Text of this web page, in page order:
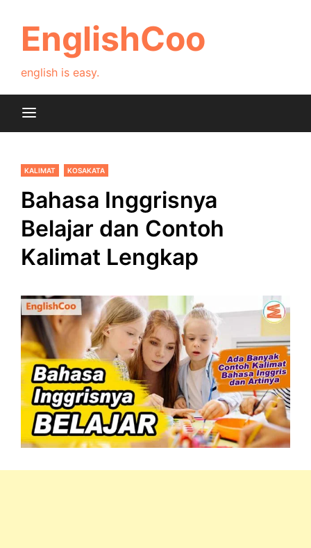
contentEnglishCoo
english is easy.
KALIMAT KOSAKATA
Bahasa Inggrisnya
Belajar dan Contoh
Kalimat Lengkap